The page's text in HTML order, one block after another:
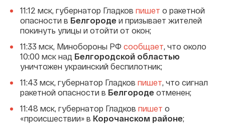
11:12 мск, губернатор Гладков пишет о ракетной
опасности в Белгороде и призывает жителей
покинуть улицы и отойти от окон;
11:33 мск, Минобороны РФ сообщает, что около
10:00 мск над Белгородской областью
уничтожен украинский беспилотник;
11:43 мск, губернатор Гладков пишет, что сигнал
ракетной опасности в Белгороде отменен;
11:48 мск, губернатор Гладков пишет о
«происшествии» в Корочанском районе;